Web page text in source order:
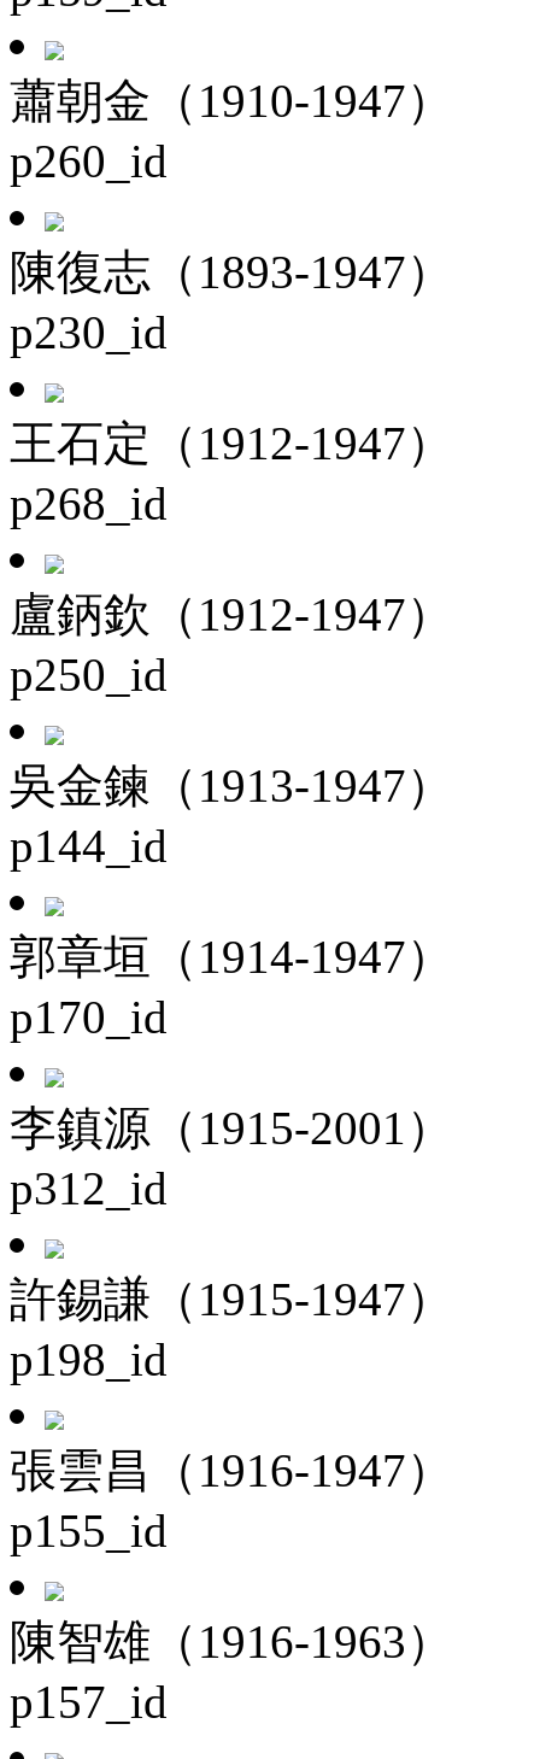
蕭朝金（1910-1947）
p260_id
陳復志（1893-1947）
p230_id
王石定（1912-1947）
p268_id
盧鈵欽（1912-1947）
p250_id
吳金鍊（1913-1947）
p144_id
郭章垣（1914-1947）
p170_id
李鎮源（1915-2001）
p312_id
許錫謙（1915-1947）
p198_id
張雲昌（1916-1947）
p155_id
陳智雄（1916-1963）
p157_id